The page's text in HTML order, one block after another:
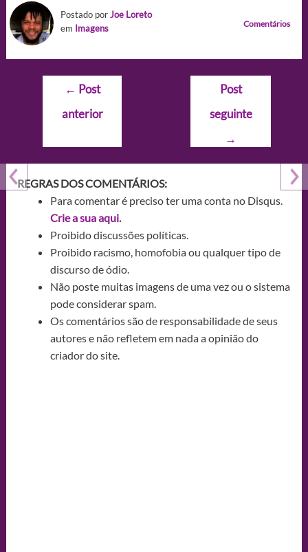
Postado porJoe Loreto
em Imagens Comentários
Navegação
Post
← Post
anterior
Post
seguinte
→
REGRAS DOS COMENTÁRIOS:
Para comentar é preciso ter uma conta no Disqus.
Crie a sua aqui.
Proibido discussões políticas.
Proibido racismo, homofobia ou qualquer tipo de
discurso de ódio.
Não poste muitas imagens de uma vez ou o sistema
pode considerar spam.
Os comentários são de responsabilidade de seus
autores e não refletem em nada a opinião do
criador do site.